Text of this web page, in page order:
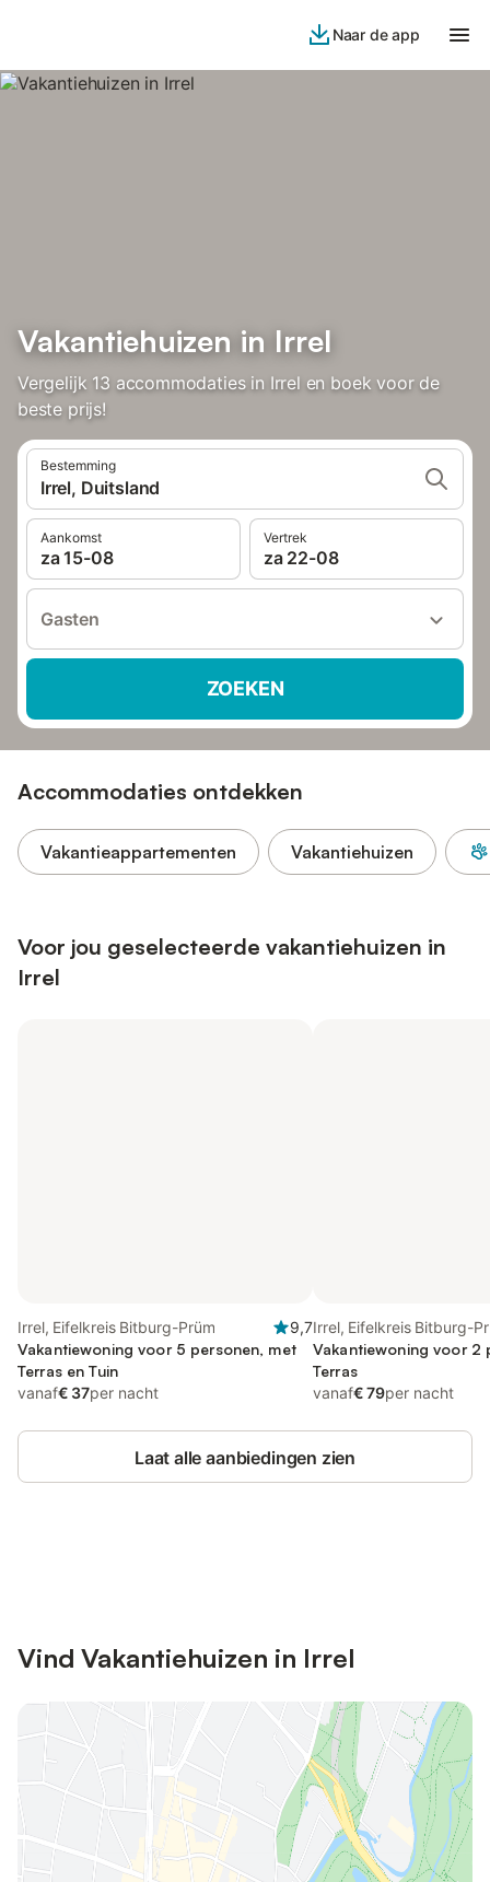
Naar de app
Vakantiehuizen in Irrel
Vergelijk 13 accommodaties in Irrel en boek voor de
beste prijs!
Bestemming
Irrel, Duitsland
Aankomst
za 15-08
Vertrek
za 22-08
Gasten
ZOEKEN
Accommodaties ontdekken
Vakantieappartementen Vakantiehuizen
Voor jou geselecteerde vakantiehuizen in
Irrel
Irrel, Eifelkreis Bitburg-Prüm
9,7
Vakantiewoning voor 5 personen, met
Terras en Tuin
vanaf€ 37per nacht
Irrel, Eifelkreis Bitburg-
Vakantiewoning voor 2
Terras
vanaf€ 79per nacht
Laat alle aanbiedingen zien
Vind Vakantiehuizen in Irrel